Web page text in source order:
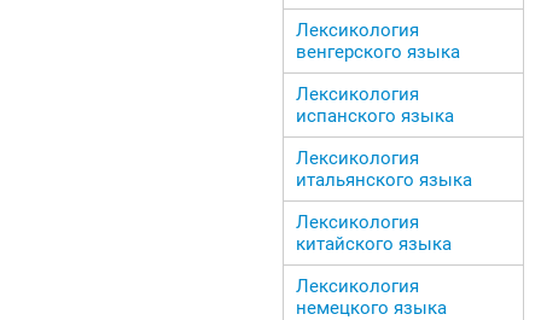
Лексикология
венгерского языка
Лексикология
испанского языка
Лексикология
итальянского языка
Лексикология
китайского языка
Лексикология
немецкого языка